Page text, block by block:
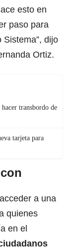
esto en
paso para
dijo
Ortiz.
transbordo de
tarjeta para
a una
quienes
en el